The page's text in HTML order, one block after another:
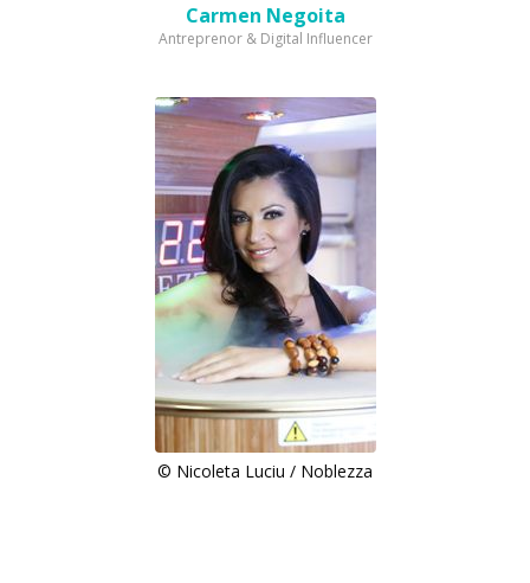
Carmen Negoita
Antreprenor & Digital Influencer
© Nicoleta Luciu / Noblezza